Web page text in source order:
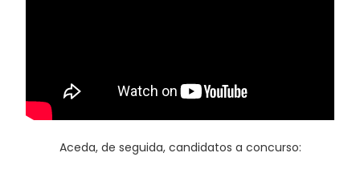
Aceda, de seguida, candidatos a concurso: